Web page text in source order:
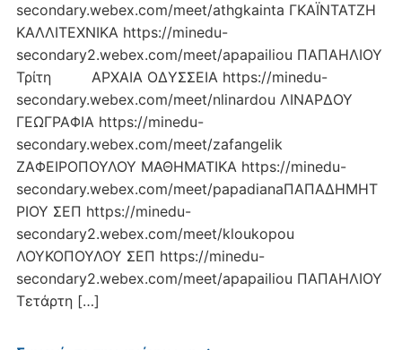
secondary.webex.com/meet/athgkainta ΓΚΑΪΝΤΑΤΖΗ
ΚΑΛΛΙΤΕΧΝΙΚΑ https://minedu-
secondary2.webex.com/meet/apapailiou ΠΑΠΑΗΛΙΟΥ
Τρίτη ΑΡΧΑΙΑ ΟΔΥΣΣΕΙΑ https://minedu-
secondary.webex.com/meet/nlinardou ΛΙΝΑΡΔΟΥ
ΓΕΩΓΡΑΦΙΑ https://minedu-
secondary.webex.com/meet/zafangelik
ΖΑΦΕΙΡΟΠΟΥΛΟΥ ΜΑΘΗΜΑΤΙΚΑ https://minedu-
secondary.webex.com/meet/papadianaΠΑΠΑΔΗΜΗΤ
ΡΙΟΥ ΣΕΠ https://minedu-
secondary2.webex.com/meet/kloukopou
ΛΟΥΚΟΠΟΥΛΟΥ ΣΕΠ https://minedu-
secondary2.webex.com/meet/apapailiou ΠΑΠΑΗΛΙΟΥ
Τετάρτη […]